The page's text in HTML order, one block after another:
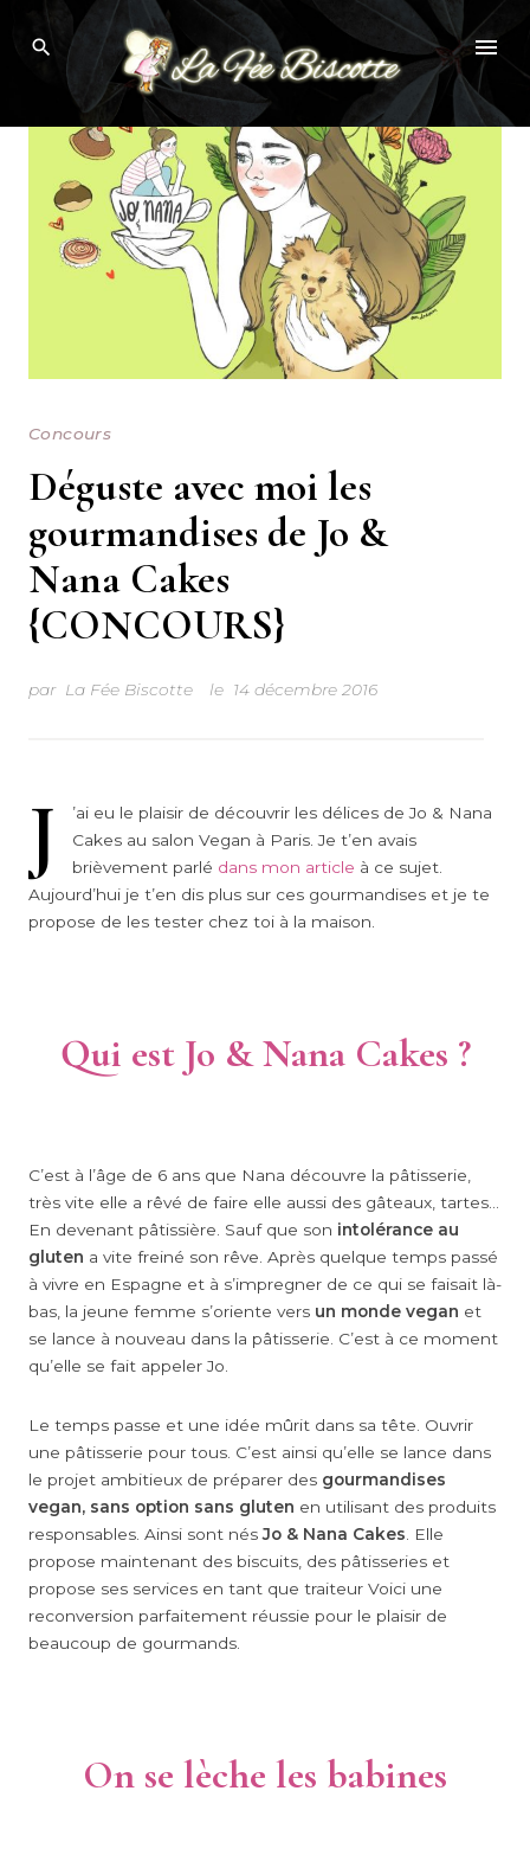
content
Concours
Déguste avec moi les
gourmandises de Jo &
Nana Cakes
{CONCOURS}
par La Fée Biscotte le 14 décembre 2016
J
’ai eu le plaisir de découvrir les délices de Jo & Nana
Cakes au salon Vegan à Paris. Je t’en avais
brièvement parlé dans mon article à ce sujet.
Aujourd’hui je t’en dis plus sur ces gourmandises et je te
propose de les tester chez toi à la maison.
Qui est Jo & Nana Cakes ?
C’est à l’âge de 6 ans que Nana découvre la pâtisserie,
très vite elle a rêvé de faire elle aussi des gâteaux, tartes…
En devenant pâtissière. Sauf que son intolérance au
gluten a vite freiné son rêve. Après quelque temps passé
à vivre en Espagne et à s’impregner de ce qui se faisait là-
bas, la jeune femme s’oriente vers un monde vegan et
se lance à nouveau dans la pâtisserie. C’est à ce moment
qu’elle se fait appeler Jo.
Le temps passe et une idée mûrit dans sa tête. Ouvrir
une pâtisserie pour tous. C’est ainsi qu’elle se lance dans
le projet ambitieux de préparer des gourmandises
vegan, sans option sans gluten en utilisant des produits
responsables. Ainsi sont nésJo & Nana Cakes . Elle
propose maintenant des biscuits, des pâtisseries et
propose ses services en tant que traiteur Voici une
reconversion parfaitement réussie pour le plaisir de
beaucoup de gourmands.
On se lèche les babines